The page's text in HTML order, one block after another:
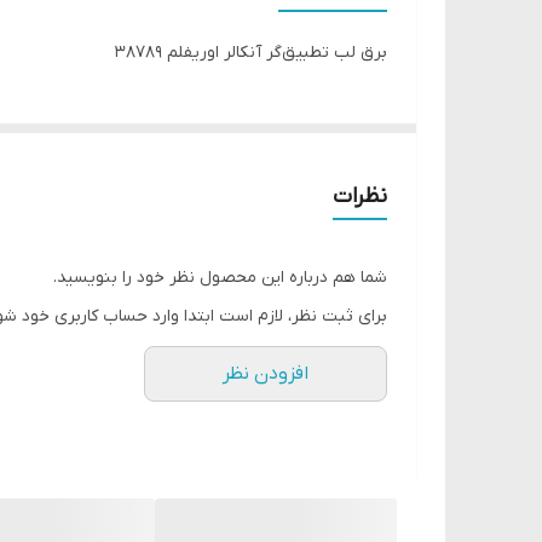
برق لب تطبیق‌گر آنکالر اوریفلم 38789
نظرات
شما هم درباره این محصول نظر خود را بنویسید.
برای ثبت نظر، لازم است ابتدا وارد حساب کاربری خود
افزودن نظر